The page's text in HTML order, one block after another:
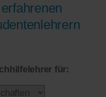
erfahrenen
für: